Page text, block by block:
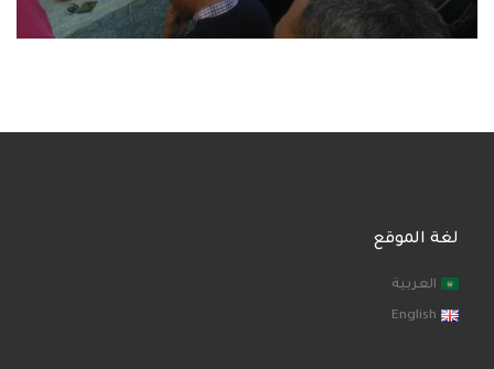
لغة الموقع
العربية
English